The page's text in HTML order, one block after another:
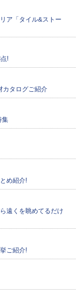
ア「タイル&ストー
!
カタログご紹介
集
め紹介!
遠くを眺めてるだけ
ご紹介!